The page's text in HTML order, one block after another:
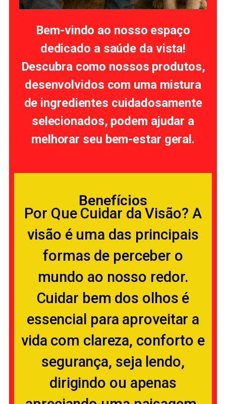
Bem-vindo ao nosso espaço
dedicado a saúde da vista!
Descubra como nossos produtos,
desenvolvidos com uma mistura
de ingredientes cuidadosamente
selecionados, podem ajudar a
melhorar seu bem-estar geral.
Benefícios
Por Que Cuidar da Visão? A
visão é uma das principais
formas de perceber o
mundo ao nosso redor.
Cuidar bem dos olhos é
essencial para aproveitar a
vida com clareza, conforto e
segurança, seja lendo,
dirigindo ou apenas